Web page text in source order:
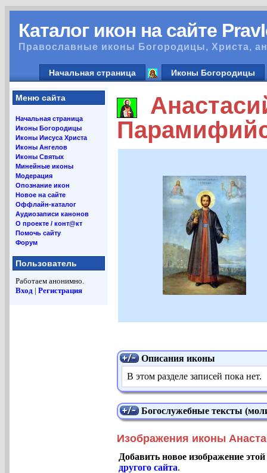
Каталог икон на сайте
Православные иконы Богородицы, Христа,
Начальная страница Иконы Богородицы
Меню сайта
Начальная страница
Иконы Богородицы
Иконы Иисуса Христа
Иконы Ангелов
Иконы Святых
Минейные иконы
Модерация
Опознание икон
Новое на сайте
Оффлайн-каталог
Аудиозаписи канонов
О проекте / конт@кт
Помочь сайту
Форум
Пользователь
Работаем анонимно.
Вход | Регистрация
Описания иконы
В этом разделе записей пока нет.
Богослужебные тексты
Изображения иконы
Добавить новое изображение
другого сайта.